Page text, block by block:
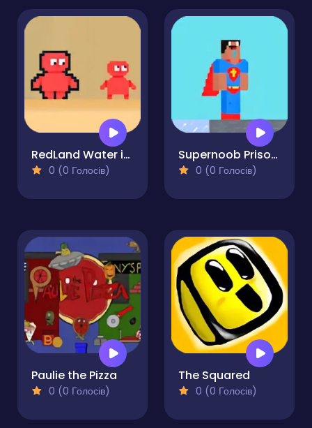
RedLand Water is life
0 (0 Голосів)
Supernoob Prison Easter
0 (0 Голосів)
Paulie the Pizza
0 (0 Голосів)
The Squared
0 (0 Голосів)